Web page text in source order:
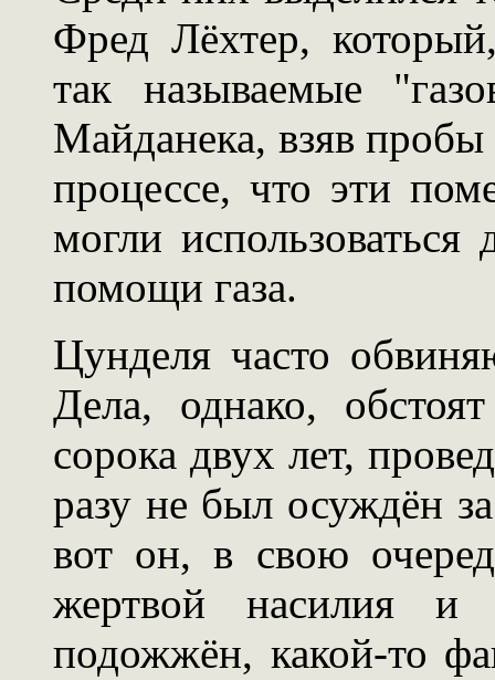
Фред Лёхтер,
так называемые
Майданека, взяв пробы
процессе, что эти
могли
помощи газа.
Цунделя часто
Дела, однако,
сорока двух лет,
разу не был осуждён
вот он, в свою
жертвой насилия
подожжён, какой-то